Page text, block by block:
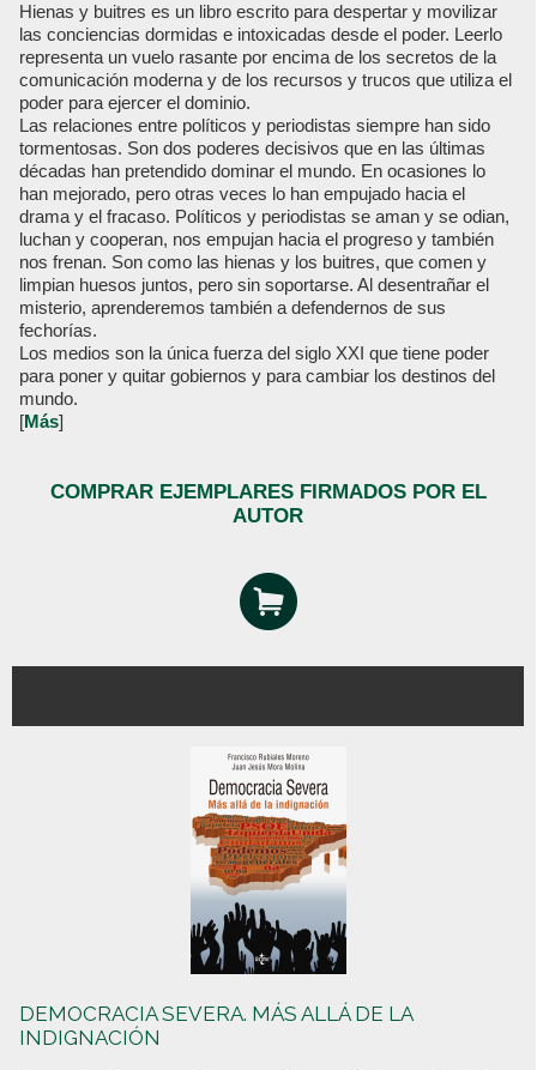
Hienas y buitres es un libro escrito para despertar y movilizar
las conciencias dormidas e intoxicadas desde el poder. Leerlo
representa un vuelo rasante por encima de los secretos de la
comunicación moderna y de los recursos y trucos que utiliza el
poder para ejercer el dominio.
Las relaciones entre políticos y periodistas siempre han sido
tormentosas. Son dos poderes decisivos que en las últimas
décadas han pretendido dominar el mundo. En ocasiones lo
han mejorado, pero otras veces lo han empujado hacia el
drama y el fracaso. Políticos y periodistas se aman y se odian,
luchan y cooperan, nos empujan hacia el progreso y también
nos frenan. Son como las hienas y los buitres, que comen y
limpian huesos juntos, pero sin soportarse. Al desentrañar el
misterio, aprenderemos también a defendernos de sus
fechorías.
Los medios son la única fuerza del siglo XXI que tiene poder
para poner y quitar gobiernos y para cambiar los destinos del
mundo.
[Más]
COMPRAR EJEMPLARES FIRMADOS POR EL
AUTOR
DEMOCRACIA SEVERA. MÁS ALLÁ DE LA
INDIGNACIÓN